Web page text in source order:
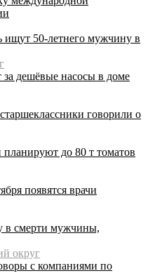
ищут 50-летнего мужчину в
за дешёвые насосы в доме
говорили о
планируют до 80 т томатов
появятся врачи
в смерти мужчины,
округ
с компаниями по